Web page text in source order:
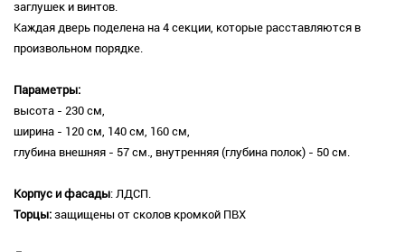
заглушек и винтов.
Каждая дверь поделена на 4 секции, которые расставляются в
произвольном порядке.
Параметры:
высота - 230 см,
ширина - 120 см, 140 см, 160 см,
глубина внешняя - 57 см., внутренняя (глубина полок) - 50 см.
Корпус и фасады: ЛДСП.
Торцы: защищены от сколов кромкой ПВХ